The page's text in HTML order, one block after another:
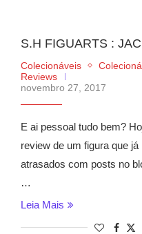
S.H FIGUARTS :
Colecionáveis
Reviews
novembro 27, 2017
E ai pessoal tudo bem?
review de um figura que
atrasados com posts no
…
Leia Mais